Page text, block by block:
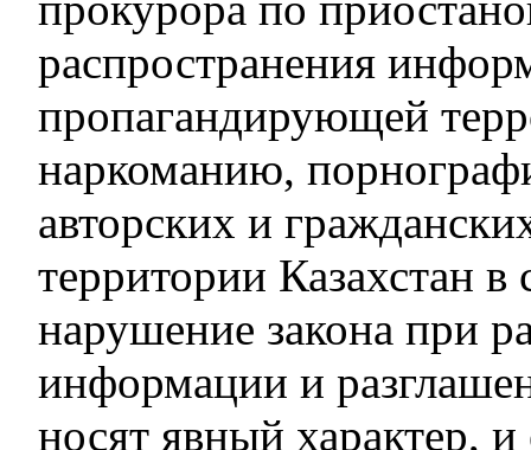
распространения
пропагандирующей
наркоманию,
авторских и
территории Казахстан в
нарушение закона при
информации и
носят явный характер, и